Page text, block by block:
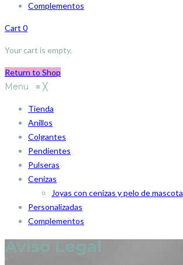
Complementos
Cart 0
Your cart is empty.
Return to Shop
Menu ≡ ╳
Tienda
Anillos
Colgantes
Pendientes
Pulseras
Cenizas
Joyas con cenizas y pelo de mascota
Personalizadas
Complementos
Aviso Legal